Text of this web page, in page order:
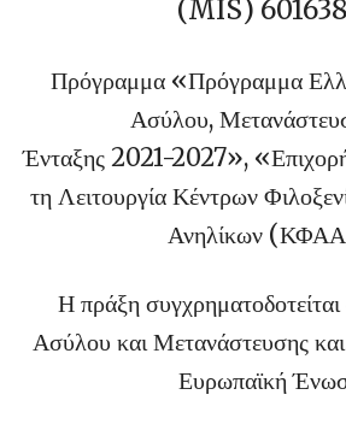
(MIS)
Πρόγραμμα «Πρόγραμμα
Ασύλου,
Ένταξης 2021-2027»,
τη Λειτουργία Κέντρων
Ανηλίκων
Η πράξη
Ασύλου και Μετανάστευσης
Ευρωπαϊκή